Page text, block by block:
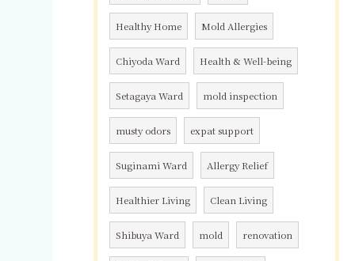
Healthy Home Mold Allergies
Chiyoda Ward Health & Well-being
Setagaya Ward mold inspection
musty odors expat support
Suginami Ward Allergy Relief
Healthier Living Clean Living
Shibuya Ward mold renovation